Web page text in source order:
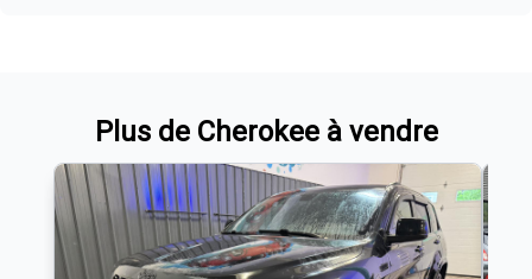
Plus de Cherokee à vendre